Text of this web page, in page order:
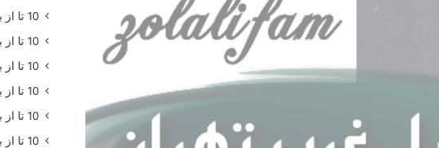
10 تا از بهترین وکیل جنوب تهران 🥇【آپدیت جدید】
10 تا از بهترین وکیل خانواده کرج 🥇【آپدیت جدید】⚖️
10 تا از بهترین وکیل خرم آباد 🥇【آپدیت جدید】
10 تا از بهترین وکیل دزفول 🥇【آپدیت جدید】
10 تا از بهترین وکیل رامسر 🥇【آپدیت جدید】
10 تا از بهترین وکیل رباط کریم 🥇【آپدیت جدید】